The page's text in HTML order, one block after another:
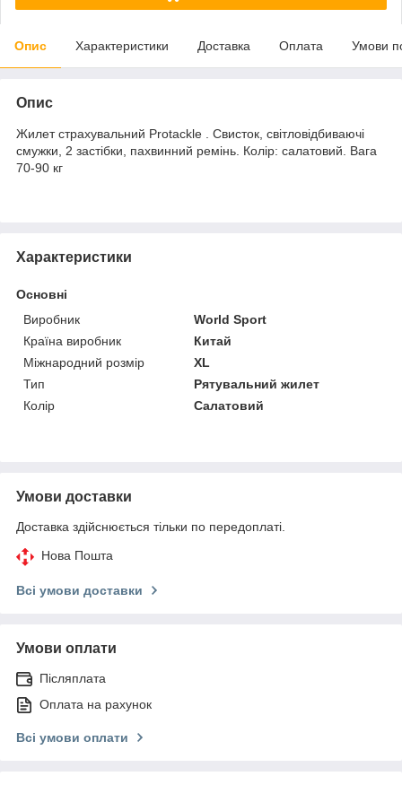
Опис Характеристики Доставка Оплата Умови
Опис
Жилет страхувальний Protackle . Свисток, світловідбиваючі
смужки, 2 застібки, пахвинний ремінь. Колір: салатовий. Вага
70-90 кг
Характеристики
Основні
Виробник
World Sport
Країна виробник
Китай
Міжнародний розмір
XL
Тип
Рятувальний жилет
Колір
Салатовий
Умови доставки
Доставка здійснюється тільки по передоплаті.
Нова Пошта
Всі умови доставки
Умови оплати
Післяплата
Оплата на рахунок
Всі умови оплати